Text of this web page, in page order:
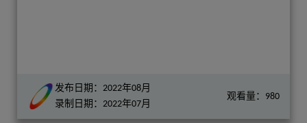
发布日期：2022年08月
录制日期：2022年07月
观看量：980